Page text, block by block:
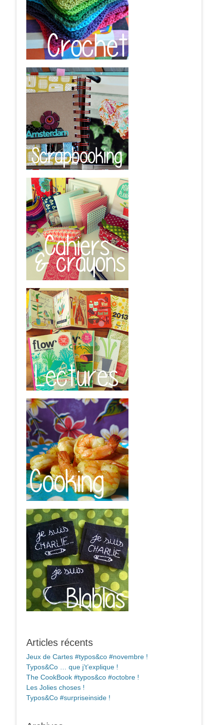
Articles récents
Jeux de Cartes #typos&co #novembre !
Typos&Co … que j’t’explique !
The CookBook #typos&co #octobre !
Les Jolies choses !
Typos&Co #surpriseinside !